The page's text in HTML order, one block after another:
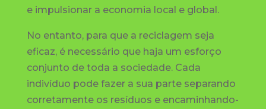
e impulsionar a economia local e global.
No entanto, para que a reciclagem seja
eficaz, é necessário que haja um esforço
conjunto de toda a sociedade. Cada
indivíduo pode fazer a sua parte separando
corretamente os resíduos e encaminhando-